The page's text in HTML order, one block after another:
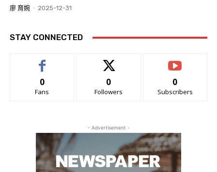
廖 育婉 - 2025-12-31
STAY CONNECTED
0
Fans
0
Followers
0
Subscribers
- Advertisement -